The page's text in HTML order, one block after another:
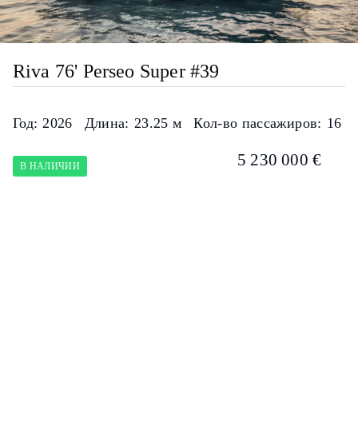
Riva 76' Perseo Super #39
Год: 2026 Длина: 23.25 м Кол-во пассажиров: 16
В НАЛИЧИИ 5 230 000 €